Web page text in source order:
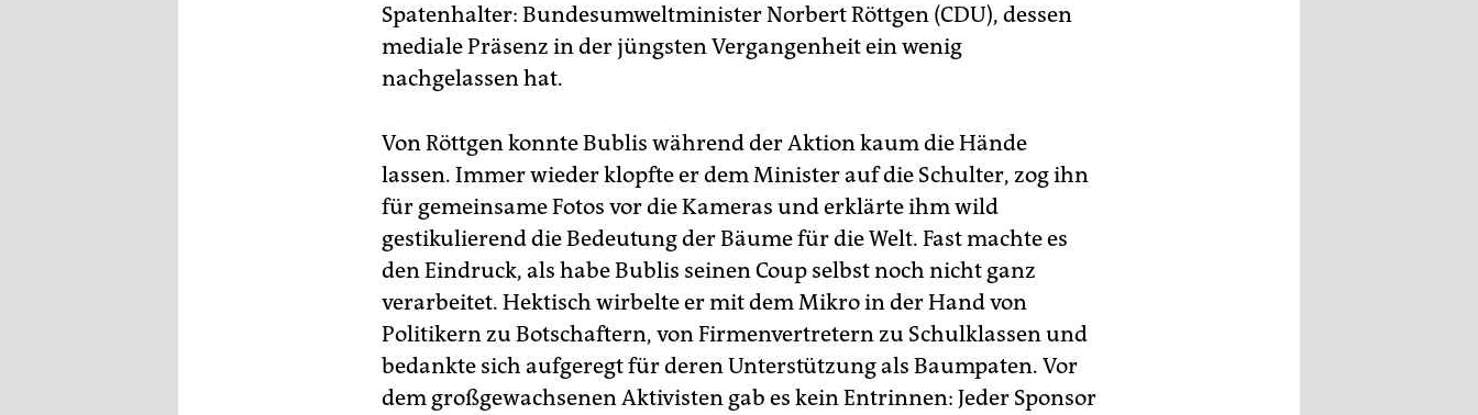
Spatenhalter: Bundesumweltminister Norbert Röttgen (CDU), dessen
mediale Präsenz in der jüngsten Vergangenheit ein wenig
nachgelassen hat.
Von Röttgen konnte Bublis während der Aktion kaum die Hände
lassen. Immer wieder klopfte er dem Minister auf die Schulter, zog ihn
für gemeinsame Fotos vor die Kameras und erklärte ihm wild
gestikulierend die Bedeutung der Bäume für die Welt. Fast machte es
den Eindruck, als habe Bublis seinen Coup selbst noch nicht ganz
verarbeitet. Hektisch wirbelte er mit dem Mikro in der Hand von
Politikern zu Botschaftern, von Firmenvertretern zu Schulklassen und
bedankte sich aufgeregt für deren Unterstützung als Baumpaten. Vor
dem großgewachsenen Aktivisten gab es kein Entrinnen: Jeder Sponsor